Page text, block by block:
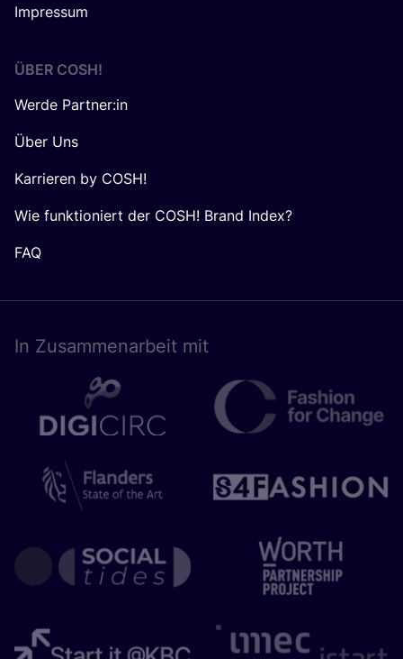
Impressum
ÜBER COSH!
Werde Partner:in
Über Uns
Karrieren by COSH!
Wie funktioniert der COSH! Brand Index?
FAQ
In Zusam­men­ar­beit mit